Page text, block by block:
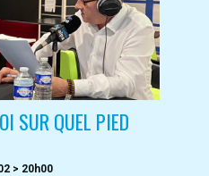
SUR QUEL PIED
> 20h00